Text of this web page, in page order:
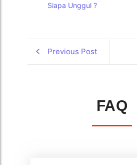
Siapa Unggul ?
Previous Post
FAQ